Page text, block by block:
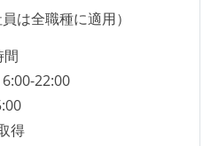
を同じ開発チームが担い、フ
ンド、インフラといった役割
必要な範囲にまで染み出して
は全職種に適用）
間
22:00
得